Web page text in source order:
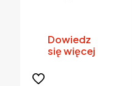
Dowiedz
się więcej